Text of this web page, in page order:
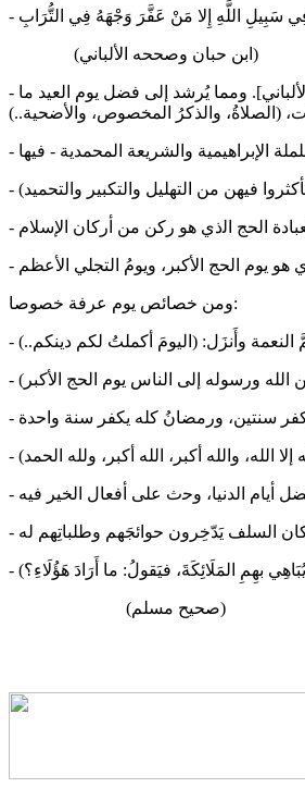
(ابن حبان وصححه الألباني)
- أن فيها يوم النحر (يومُ العيد)، وهو أفضل أيام السّنة عند بعض العلماء، لقول النبي صلى الله عليه وسلم: «أَعْظَمُ الْأَيَّامِ عِنْدَ اللَّهِ يَوْمُ النَّحْر». [رواه أبو داود وصححه الألباني]. ومما يُرشد إلى فضل يوم العيد ما
ومن خصائص يوم عرفة خصوصا:
(صحيح مسلم)